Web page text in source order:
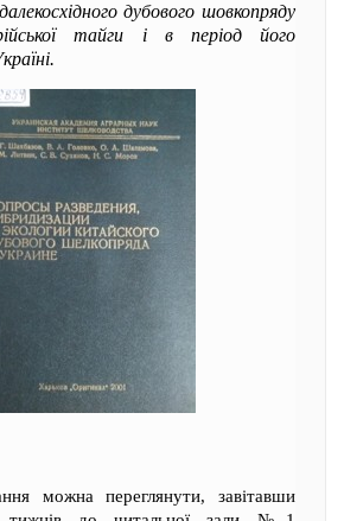
дубового шовкопряду
тайги і в період його
можна переглянути, завітавши